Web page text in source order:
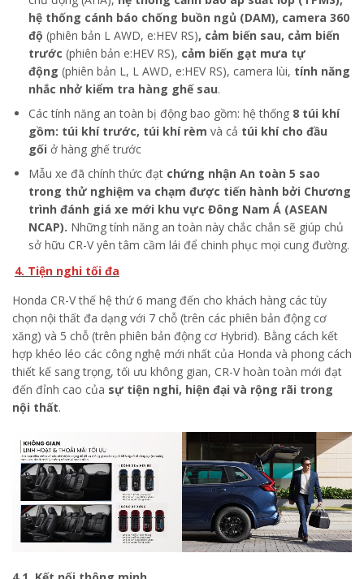
hệ thống cánh báo chống buồn ngủ (DAM), camera 360
độ (phiên bản L AWD, e:HEV RS), cảm biến sau, cảm biến
trước (phiên bản e:HEV RS), cảm biến gạt mưa tự
động (phiên bản L, L AWD, e:HEV RS), camera lùi, tính năng
nhắc nhở kiểm tra hàng ghế sau.
Các tính năng an toàn bị động bao gồm: hệ thống 8 túi khí
gồm: túi khí trước, túi khí rèm và cả túi khí cho đầu
gối ở hàng ghế trước
Mẫu xe đã chính thức đạt chứng nhận An toàn 5 sao
trong thử nghiệm va chạm được tiến hành bởi Chương
trình đánh giá xe mới khu vực Đông Nam Á (ASEAN
NCAP). Những tính năng an toàn này chắc chắn sẽ giúp chủ
sở hữu CR-V yên tâm cầm lái để chinh phục mọi cung đường.
4. Tiện nghi tối đa
Honda CR-V thế hệ thứ 6 mang đến cho khách hàng các tùy
chọn nội thất đa dạng với 7 chỗ (trên các phiên bản động cơ
xăng) và 5 chỗ (trên phiên bản động cơ Hybrid). Bằng cách kết
hợp khéo léo các công nghệ mới nhất của Honda và phong cách
thiết kế sang trọng, tối ưu không gian, CR-V hoàn toàn mới đạt
đến đỉnh cao của sự tiện nghi, hiện đại và rộng rãi trong
nội thất.